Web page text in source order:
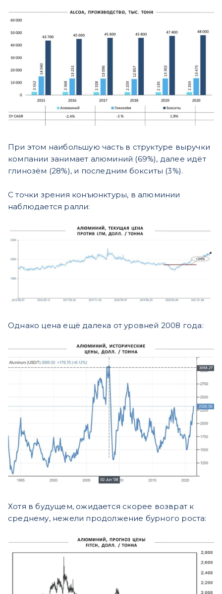
При этом наибольшую часть в структуре выручки
компании занимает алюминий (69%), далее идёт
глинозём (28%), и последним бокситы (3%).
С точки зрения конъюнктуры, в алюминии
наблюдается ралли:
Однако цена ещё далека от уровней 2008 года:
Хотя в будущем, ожидается скорее возврат к
среднему, нежели продолжение бурного роста: